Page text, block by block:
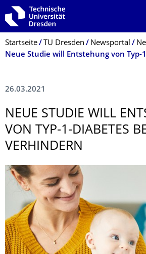
Zur Hauptnavigation springen
Zur Suche springen
Zum Inhalt springen
Breadcrumb-Menü
Startseite TU Dresden Newsportal
26.03.2021
NEUE STUDIE WILL
VON TYP-1-DIABETES
VERHINDERN